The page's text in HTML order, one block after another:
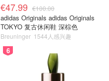
€47.99 €100.00
adidas Originals adidas Originals
TOKYO 复古休闲鞋 深棕色
Breuninger 1544人感兴趣
6